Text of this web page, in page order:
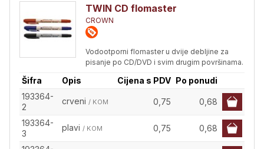
TWIN CD flomaster
CROWN
Vodootporni flomaster u dvije debljine za
pisanje po CD/DVD i svim drugim površinama.
Šifra Opis Cijena s PDV Po ponudi
193364-
2
crveni / KOM 0,75 0,68
193364-
3
plavi / KOM 0,75 0,68